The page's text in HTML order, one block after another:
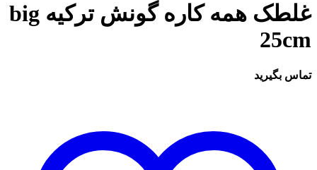
غلطک همه کاره گونش ترکیه big
25cm
تماس بگیرید